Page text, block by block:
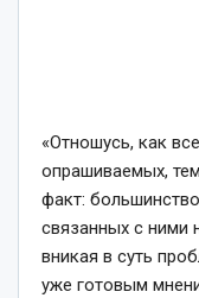
«Отношусь, как
опрашиваемых,
факт:
связанных с ними
вникая в суть
уже готовым